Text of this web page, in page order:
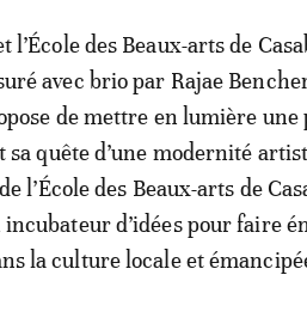
des Beaux-arts de
avec brio par Rajae
de mettre en lumière
sa quête d’une modernité
l’École des Beaux-arts de
d’idées pour faire
la culture locale et